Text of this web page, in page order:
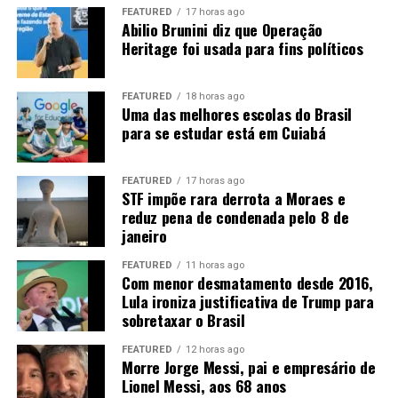
A onça-parda é exclusivamente carnívora, mas
apresenta uma dieta bastante variada. De acordo com o
Instituto Onçafari, é uma das espécies mais generalistas
entre os felinos e consegue se adaptar à disponibilidade
de alimento. Quando não encontra presas maiores, pode
se alimentar de animais como lagartos, aves e até
insetos.
A forma de caça também apresenta diferenças em
relação à onça-pintada. A onça-parda geralmente mata
suas presas por meio de uma mordida no pescoço,
provocando asfixia. Depois, costuma começar a se
alimentar pela região das costelas, do abdômen e das
vísceras.
Quando não consome toda a presa, o animal pode
esconder a carcaça utilizando folhas, terra e galhos.
Dessa forma, consegue retornar ao local
FEATURED 17 horas ago
Abilio Brunini diz que Operação
Heritage foi usada para fins políticos
FEATURED 18 horas ago
Uma das melhores escolas do Brasil
para se estudar está em Cuiabá
FEATURED 17 horas ago
STF impõe rara derrota a Moraes e
reduz pena de condenada pelo 8 de
janeiro
FEATURED 11 horas ago
Com menor desmatamento desde 2016,
Lula ironiza justificativa de Trump para
sobretaxar o Brasil
FEATURED 12 horas ago
Morre Jorge Messi, pai e empresário de
Lionel Messi, aos 68 anos